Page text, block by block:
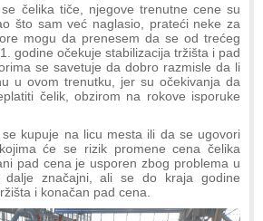
čelika tiče, njegove trenutne cene su
što sam već naglasio, prateći neke za
mogu da prenesem da se od trećeg
godine očekuje stabilizacija tržišta i pad
se savetuje da dobro razmisle da li
u ovom trenutku, jer su očekivanja da
čelik, obzirom na rokove isporuke
kupuje na licu mesta ili da se ugovori
će se rizik promene cena čelika
pad cena je usporen zbog problema u
značajni, ali se do kraja godine
i konačan pad cena.